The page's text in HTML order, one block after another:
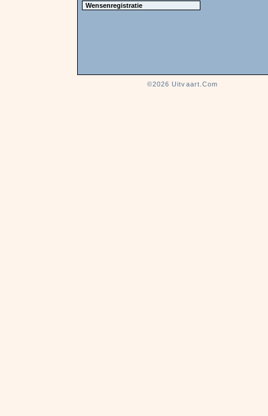
Wensenregistratie
©2026 Uitvaart.Com